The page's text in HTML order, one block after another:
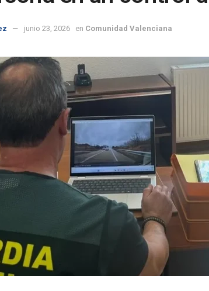
junio 23, 2026 en Comunidad Valenciana